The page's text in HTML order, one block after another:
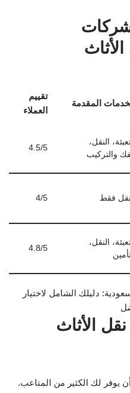
المقدمة
تقييم
العملاء
النقل،
والتركيب
4.5/5
فقط 4/5
النقل،
4.8/5
الأثاث
يوفر لك الكثير من المتاعب.